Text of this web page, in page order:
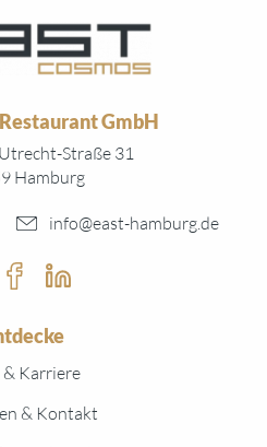
GmbH
Straße 31
Hamburg
info@east-hamburg.de
FacebookLinked In
& Karriere
& Kontakt